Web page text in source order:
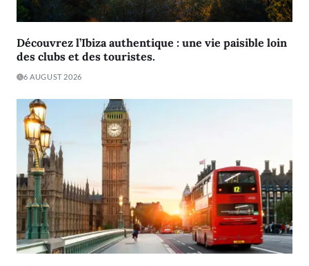
Découvrez l’Ibiza authentique : une vie paisible loin
des clubs et des touristes.
6 AUGUST 2026